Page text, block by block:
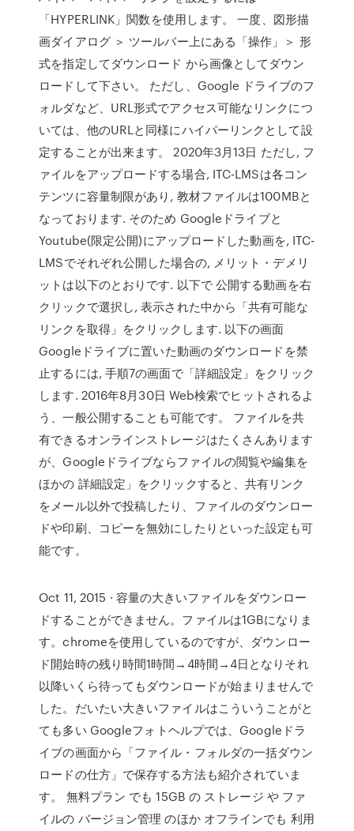
「HYPERLINK」関数を使用します。 一度、図形描
画ダイアログ ＞ ツールバー上にある「操作」＞ 形
式を指定してダウンロード から画像としてダウン
ロードして下さい。 ただし、Google ドライブのフ
ォルダなど、URL形式でアクセス可能なリンクにつ
いては、他のURLと同様にハイパーリンクとして設
定することが出来ます。 2020年3月13日 ただし, フ
ァイルをアップロードする場合, ITC-LMSは各コン
テンツに容量制限があり, 教材ファイルは100MBと
なっております. そのため Googleドライブと
Youtube(限定公開)にアップロードした動画を, ITC-
LMSでそれぞれ公開した場合の, メリット・デメリ
ットは以下のとおりです. 以下で 公開する動画を右
クリックで選択し, 表示された中から「共有可能な
リンクを取得」をクリックします. 以下の画面
Googleドライブに置いた動画のダウンロードを禁
止するには, 手順7の画面で「詳細設定」をクリック
します. 2016年8月30日 Web検索でヒットされるよ
う、一般公開することも可能です。 ファイルを共
有できるオンラインストレージはたくさんあります
が、Googleドライブならファイルの閲覧や編集を
ほかの 詳細設定」をクリックすると、共有リンク
をメール以外で投稿したり、ファイルのダウンロー
ドや印刷、コピーを無効にしたりといった設定も可
能です。
Oct 11, 2015 · 容量の大きいファイルをダウンロー
ドすることができません。ファイルは1GBになりま
す。chromeを使用しているのですが、ダウンロー
ド開始時の残り時間1時間→4時間→4日となりそれ
以降いくら待ってもダウンロードが始まりませんで
した。だいたい大きいファイルはこういうことがと
ても多い Googleフォトヘルプでは、Googleドラ
イブの画面から「ファイル・フォルダの一括ダウン
ロードの仕方」で保存する方法も紹介されていま
す。 無料プラン でも 15GB の ストレージ や ファ
イルの バージョン管理 のほか オフラインでも 利用